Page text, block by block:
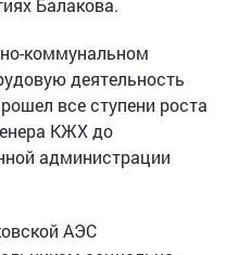
Балакова.
коммунальном
деятельность
все ступени роста
КЖХ до
администрации
АЭС